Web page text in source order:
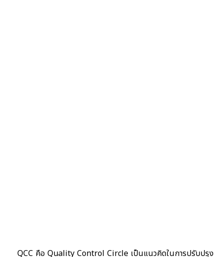
QCC คือ Quality Control Circle เป็นแนวคิดในการปรับปรุง